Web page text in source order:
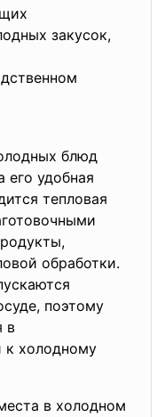
закусок,
блюд
его удобная
тепловая
обработки.
поэтому
в
к холодному
в холодном